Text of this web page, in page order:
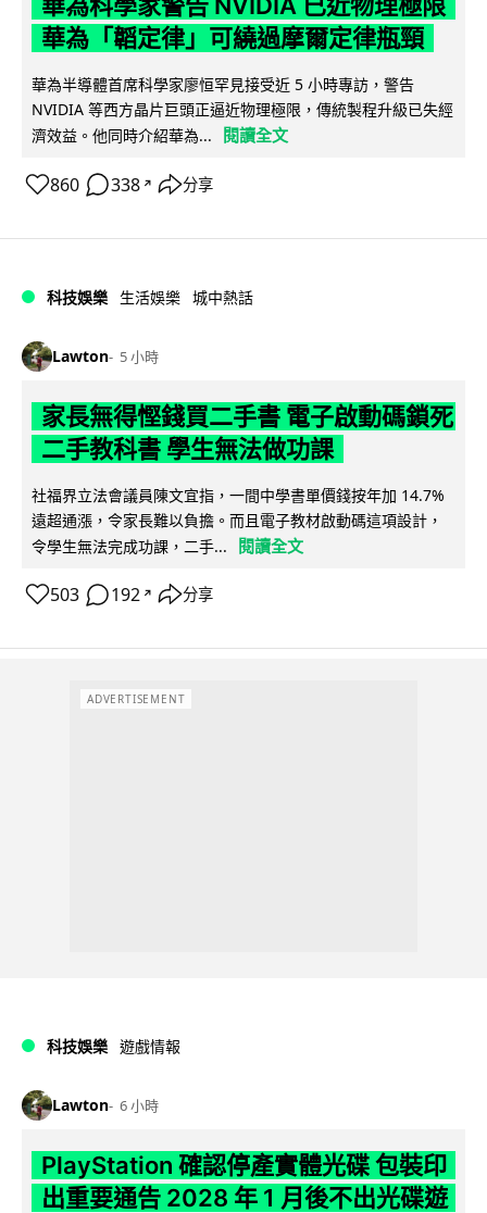
華為科學家警告 NVIDIA 已近物理極限
華為「韜定律」可繞過摩爾定律瓶頸
華為半導體首席科學家廖恒罕見接受近 5 小時專訪，警告
NVIDIA 等西方晶片巨頭正逼近物理極限，傳統製程升級已失經
濟效益。他同時介紹華為...
閱讀全文
860 338 ↗ 分享
科技娛樂 生活娛樂 城中熱話
Lawton 5 小時
家長無得慳錢買二手書 電子啟動碼鎖死
二手教科書 學生無法做功課
社福界立法會議員陳文宜指，一間中學書單價錢按年加 14.7%
遠超通漲，令家長難以負擔。而且電子教材啟動碼這項設計，
令學生無法完成功課，二手...
閱讀全文
503 192 ↗ 分享
ADVERTISEMENT
科技娛樂 遊戲情報
Lawton 6 小時
PlayStation 確認停產實體光碟 包裝印
出重要通告 2028 年 1 月後不出光碟遊